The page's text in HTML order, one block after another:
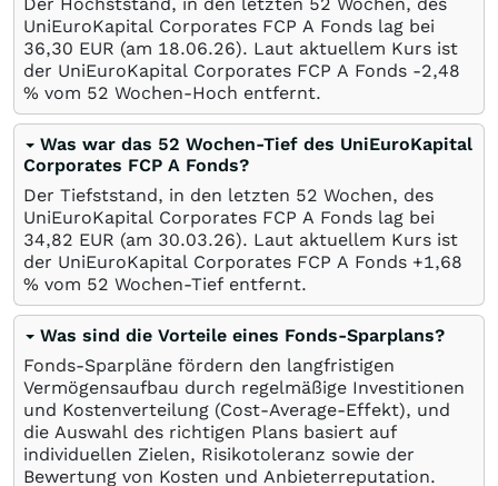
UniEuroKapital Corporates FCP A Fonds lag bei
36,30 EUR (am 18.06.26). Laut aktuellem Kurs ist
der UniEuroKapital Corporates FCP A Fonds -2,48
% vom 52 Wochen-Hoch entfernt.
Was war das 52 Wochen-Tief des UniEuroKapital
Corporates FCP A Fonds?
Der Tiefststand, in den letzten 52 Wochen, des
UniEuroKapital Corporates FCP A Fonds lag bei
34,82 EUR (am 30.03.26). Laut aktuellem Kurs ist
der UniEuroKapital Corporates FCP A Fonds +1,68
% vom 52 Wochen-Tief entfernt.
Was sind die Vorteile eines Fonds-Sparplans?
Fonds-Sparpläne fördern den langfristigen
Vermögensaufbau durch regelmäßige Investitionen
und Kostenverteilung (Cost-Average-Effekt), und
die Auswahl des richtigen Plans basiert auf
individuellen Zielen, Risikotoleranz sowie der
Bewertung von Kosten und Anbieterreputation.